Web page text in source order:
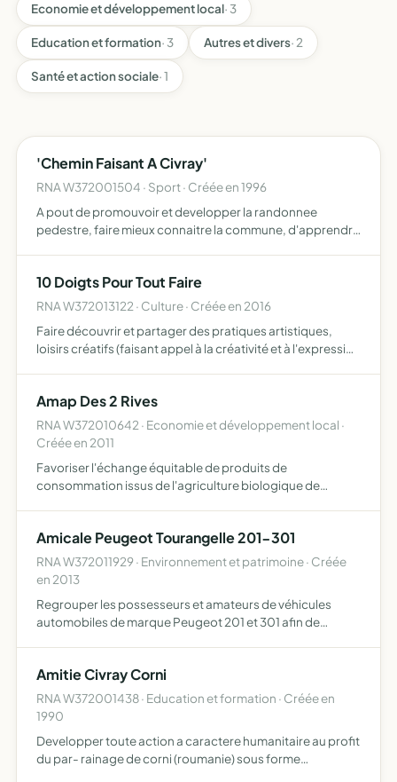
Economie et développement local· 3
Education et formation· 3 Autres et divers· 2
Santé et action sociale· 1
'Chemin Faisant A Civray'
RNA W372001504 · Sport · Créée en 1996
A pout de promouvoir et developper la randonnee
pedestre, faire mieux connaitre la commune, d'apprendre
10 Doigts Pour Tout Faire
RNA W372013122 · Culture · Créée en 2016
Faire découvrir et partager des pratiques artistiques,
loisirs créatifs (faisant appel à la créativité et à l'expression
Amap Des 2 Rives
RNA W372010642 · Economie et développement local ·
Créée en 2011
Favoriser l'échange équitable de produits de
consommation issus de l'agriculture biologique de
plus particuliè…
Amicale Peugeot Tourangelle 201-301
RNA W372011929 · Environnement et patrimoine · Créée
en 2013
Regrouper les possesseurs et amateurs de véhicules
automobiles de marque Peugeot 201 et 301 afin de
manifestations, rencont…
Amitie Civray Corni
RNA W372001438 · Education et formation · Créée en
1990
Developper toute action a caractere humanitaire au profit
du par- rainage de corni (roumanie) sous forme